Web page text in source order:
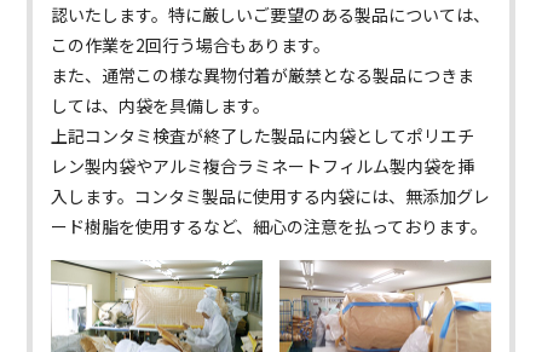
認いたします。特に厳しいご要望のある製品については、
この作業を2回行う場合もあります。
また、通常この様な異物付着が厳禁となる製品につきま
しては、内袋を具備します。
上記コンタミ検査が終了した製品に内袋としてポリエチ
レン製内袋やアルミ複合ラミネートフィルム製内袋を挿
入します。コンタミ製品に使用する内袋には、無添加グレ
ード樹脂を使用するなど、細心の注意を払っております。